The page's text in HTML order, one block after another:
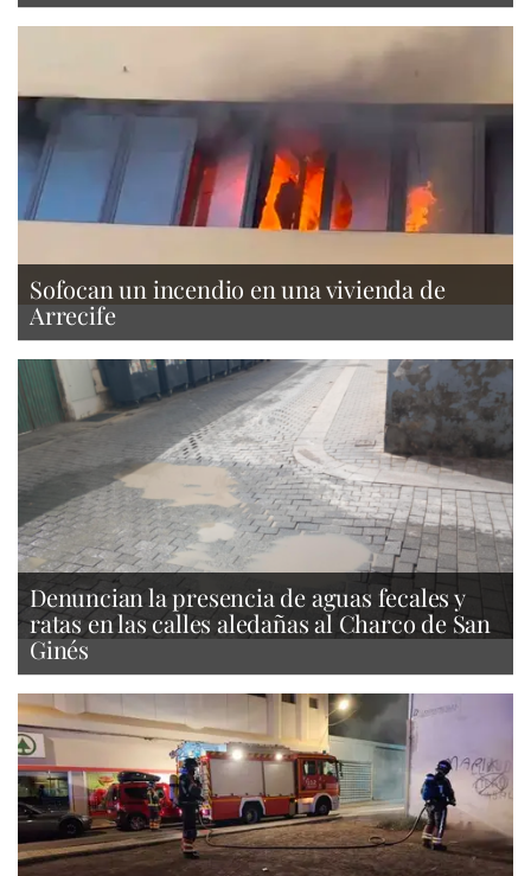
Sofocan un incendio en una vivienda de
Arrecife
Denuncian la presencia de aguas fecales y
ratas en las calles aledañas al Charco de San
Ginés